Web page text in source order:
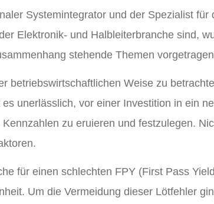
Systemintegrator und der Spezialist
Elektronik- und Halbleiterbranche sind,
stehende Themen
betriebswirtschaftlichen Weise zu
unerlässlich, vor einer Investition in ein
zu eruieren und festzulegen.
für einen schlechten FPY (First Pass
Um die Vermeidung dieser Lötfehler